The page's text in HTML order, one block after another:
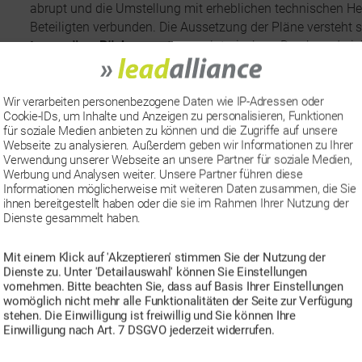
abrupt und die Umstellung mit erheblichen technischen
Beteiligten verbunden. Die Aussetzung der Pläne versteht
temporärer Rückzugunter regulatorischem Druck, und
Rolle rückwärts. Es bleibt also ungewiss, wie lange
Wenn wir eines empfehlen, dann ist es
Tracking
Mit einem geschätzten Marktanteil von über 60 % ist
in Deutschland und weltweit. Doch auch wennThird-
erlaubt sind, gehören sie
Verschärfte Datenschutzbestimmungen wie DSGVO und
und Ad-Tech-Anbieter zunehmend vor Herausforderungen
intransparenter Third-Party-Cookies.
Insofern bedeutet Googles aktuelle Kehrtwende aus
man sich auf sein – sofern überhaupt noch bestehendes
First-
Wir verarbeiten personenbezogene Daten wie IP-Adressen oder
Cookie-IDs, um Inhalte und Anzeigen zu personalisieren, Funktionen
für soziale Medien anbieten zu können und die Zugriffe auf unsere
Webseite zu analysieren. Außerdem geben wir Informationen zu Ihrer
Verwendung unserer Webseite an unsere Partner für soziale Medien,
Werbung und Analysen weiter. Unsere Partner führen diese
Informationen möglicherweise mit weiteren Daten zusammen, die Sie
ihnen bereitgestellt haben oder die sie im Rahmen Ihrer Nutzung der
Dienste gesammelt haben.
Mit einem Klick auf 'Akzeptieren' stimmen Sie der Nutzung der
Dienste zu. Unter 'Detailauswahl' können Sie Einstellungen
vornehmen. Bitte beachten Sie, dass auf Basis Ihrer Einstellungen
womöglich nicht mehr alle Funktionalitäten der Seite zur Verfügung
stehen. Die Einwilligung ist freiwillig und Sie können Ihre
Einwilligung nach Art. 7 DSGVO jederzeit widerrufen.